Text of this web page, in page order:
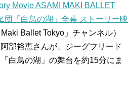
Movie ASAMI MAKI BALLET
団「白鳥の湖」全幕 ストーリー映
Ballet Tokyo」チャンネル）
部裕恵さんが、ジーグフリード
白鳥の湖」の舞台を約15分にま